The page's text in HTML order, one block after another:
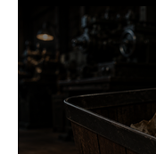
והמכירות
גד